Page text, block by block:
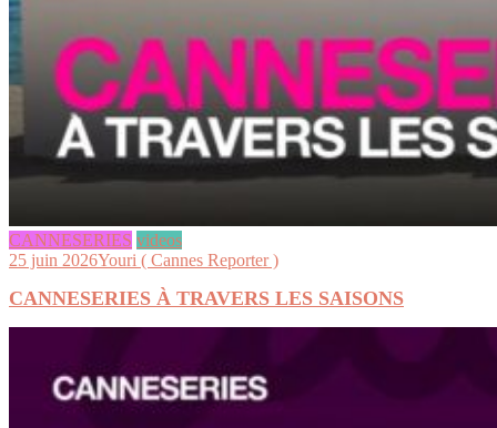
CANNESERIES videos
25 juin 2026Youri ( Cannes Reporter )
CANNESERIES À TRAVERS LES SAISONS